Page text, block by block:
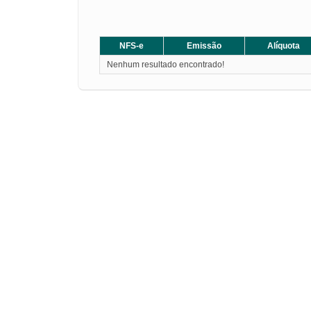
NFS-e Emissão Alíquota
Nenhum resultado encontrado!